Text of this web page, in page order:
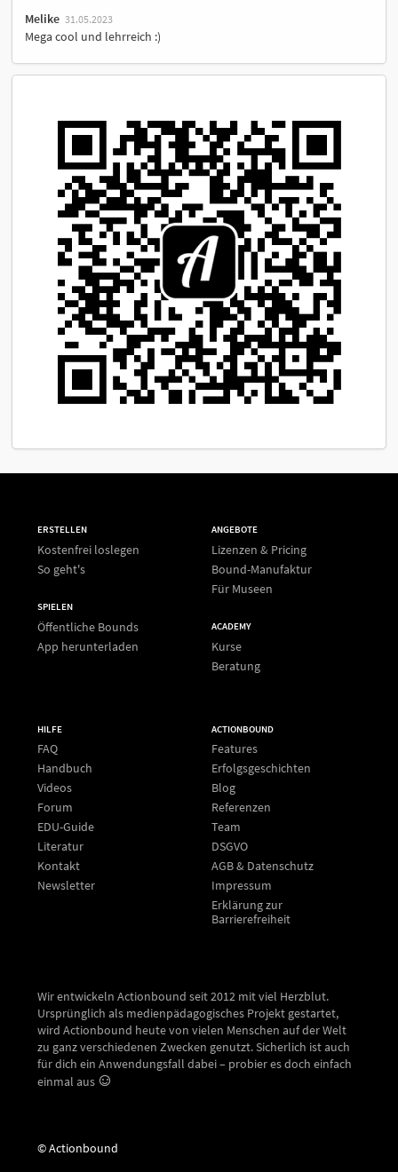
Melike 31.05.2023
Mega cool und lehrreich :)
ERSTELLEN
Kostenfrei loslegen
So geht's
SPIELEN
Öffentliche Bounds
App herunterladen
ANGEBOTE
Lizenzen & Pricing
Bound-Manufaktur
Für Museen
ACADEMY
Kurse
Beratung
HILFE
FAQ
Handbuch
Videos
Forum
EDU-Guide
Literatur
Kontakt
Newsletter
ACTIONBOUND
Features
Erfolgsgeschichten
Blog
Referenzen
Team
DSGVO
AGB & Datenschutz
Impressum
Erklärung zur
Barrierefreiheit
Wir entwickeln Actionbound seit 2012 mit viel Herzblut.
Ursprünglich als medienpädagogisches Projekt gestartet,
wird Actionbound heute von vielen Menschen auf der Welt
zu ganz verschiedenen Zwecken genutzt. Sicherlich ist auch
für dich ein Anwendungsfall dabei – probier es doch einfach
einmal aus
© Actionbound